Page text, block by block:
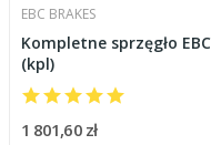
EBC BRAKES
Kompletne sprzęgło
(kpl)
1 801,60 zł